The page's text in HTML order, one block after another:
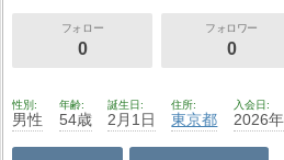
フォロー
0
フォロワー
0
性別
男性
年齢
54歳
誕生日
2月1日
住所
東京都
入会日
2026